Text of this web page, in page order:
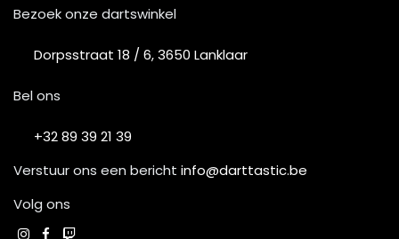
Bezoek onze dartswinkel
Dorpsstraat 18 / 6, 3650 Lanklaar
Bel ons
+32 89 39 21 39
Verstuur ons een bericht info@darttastic.be
Volg ons